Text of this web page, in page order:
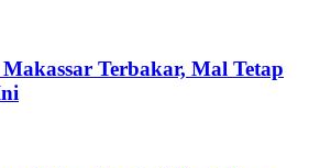
Terbakar, Mal Tetap